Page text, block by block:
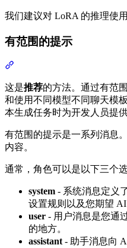
我们建议对 LoRA 的推理使
有范围的提示
这是推荐的方法。通过有范
和使用不同模型不同聊天模
本生成任务时为开发人员提
有范围的提示是一系列消息
内容。
通常，角色可以是以下三个
system - 系统消息定义
设置规则以及您期望 AI
user - 用户消息是您通
的地方。
assistant- 助手消息向